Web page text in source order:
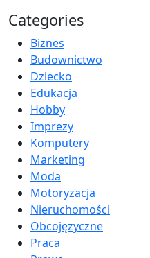
Categories
Biznes
Budownictwo
Dziecko
Edukacja
Hobby
Imprezy
Komputery
Marketing
Moda
Motoryzacja
Nieruchomości
Obcojęzyczne
Praca